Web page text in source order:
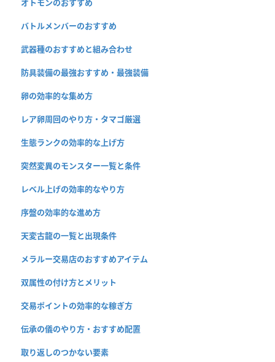
オトモンのおすすめ
バトルメンバーのおすすめ
武器種のおすすめと組み合わせ
防具装備の最強おすすめ・最強装備
卵の効率的な集め方
レア卵周回のやり方・タマゴ厳選
生態ランクの効率的な上げ方
突然変異のモンスター一覧と条件
レベル上げの効率的なやり方
序盤の効率的な進め方
天変古龍の一覧と出現条件
メラルー交易店のおすすめアイテム
双属性の付け方とメリット
交易ポイントの効率的な稼ぎ方
伝承の儀のやり方・おすすめ配置
取り返しのつかない要素